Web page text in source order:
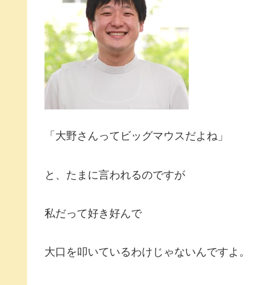
「大野さんってビッグマウスだよね」
と、たまに言われるのですが
私だって好き好んで
大口を叩いているわけじゃないんですよ。